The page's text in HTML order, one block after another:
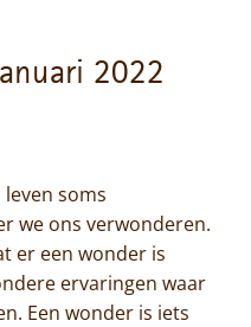
2022
soms
we ons verwonderen.
er een wonder is
ervaringen waar
Een wonder is iets